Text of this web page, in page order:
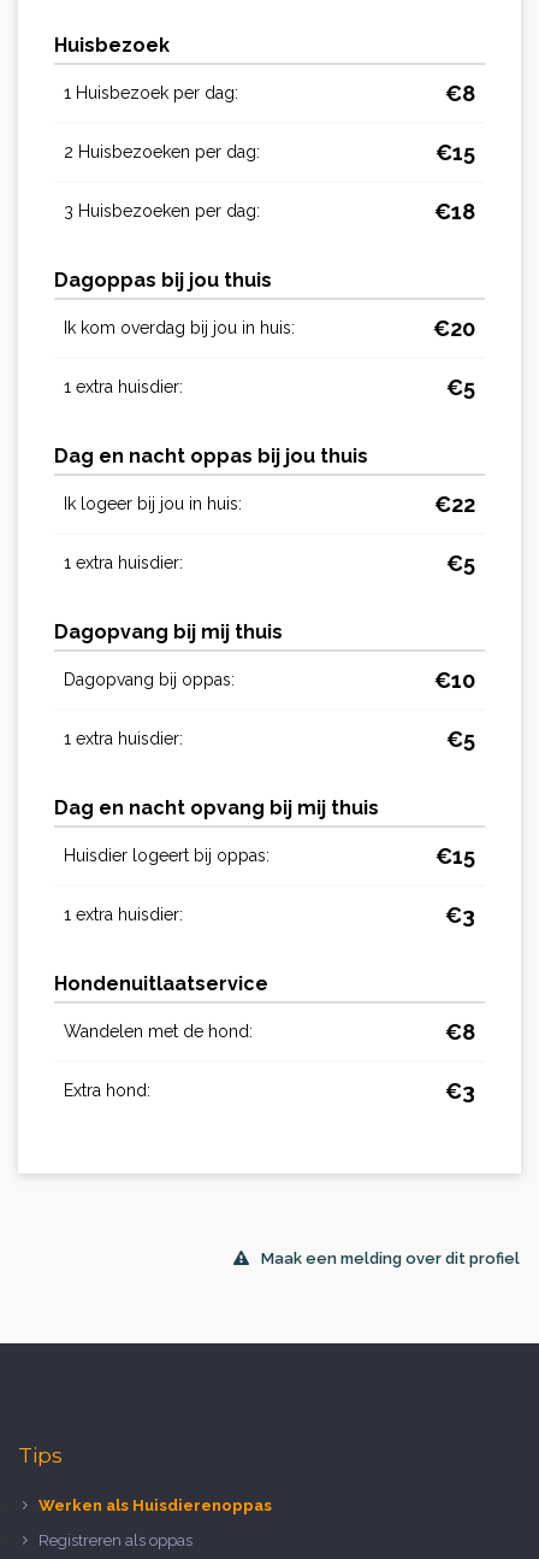
Huisbezoek
1 Huisbezoek per dag: €8
2 Huisbezoeken per dag: €15
3 Huisbezoeken per dag: €18
Dagoppas bij jou thuis
Ik kom overdag bij jou in huis: €20
1 extra huisdier: €5
Dag en nacht oppas bij jou thuis
Ik logeer bij jou in huis: €22
1 extra huisdier: €5
Dagopvang bij mij thuis
Dagopvang bij oppas: €10
1 extra huisdier: €5
Dag en nacht opvang bij mij thuis
Huisdier logeert bij oppas: €15
1 extra huisdier: €3
Hondenuitlaatservice
Wandelen met de hond: €8
Extra hond: €3
Maak een melding over dit profiel
Tips
Werken als Huisdierenoppas
Registreren als oppas